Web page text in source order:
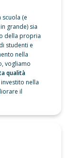
(e
grande) sia
della propria
studenti e
nella
vogliamo
qualità
nella
il